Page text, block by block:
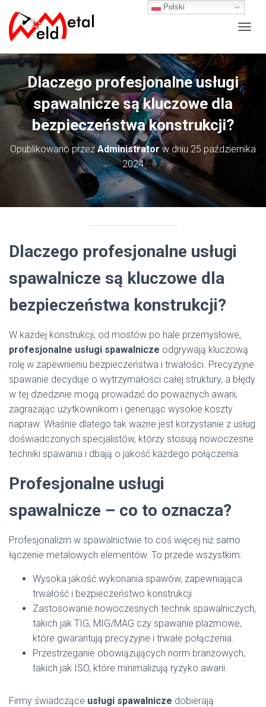
E
Ł
Ą
W
J
Dlaczego profesjonalne usługi
spawalnicze są kluczowe dla
bezpieczeństwa konstrukcji?
Opublikowano przezAdministrator w dniu 25 października
2024
Dlaczego profesjonalne usługi
spawalnicze są kluczowe dla
bezpieczeństwa konstrukcji?
W każdej konstrukcji, od mostów po hale przemysłowe,
profesjonalne usługi spawalnicze odgrywają kluczową
rolę w zapewnieniu bezpieczeństwa i trwałości. Precyzyjne
spawanie decyduje o wytrzymałości całej struktury, a błędy
w tej dziedzinie mogą prowadzić do poważnych awarii,
zagrażając użytkownikom i generując wysokie koszty
napraw. Właśnie dlatego tak ważne jest korzystanie z usług
doświadczonych specjalistów, którzy stosują nowoczesne
techniki spawania i dbają o jakość każdego połączenia.
Profesjonalne usługi
spawalnicze – co to oznacza?
Profesjonalizm w spawalnictwie to coś więcej niż samo
łączenie metalowych elementów. To przede wszystkim:
Wysoka jakość wykonania spawów, zapewniająca
trwałość i bezpieczeństwo konstrukcji.
Zastosowanie nowoczesnych technik spawalniczych,
takich jak TIG, MIG/MAG czy spawanie plazmowe,
które gwarantują precyzyjne i trwałe połączenia.
Przestrzeganie obowiązujących norm branżowych,
takich jak ISO, które minimalizują ryzyko awarii.
Firmy świadczące usługi spawalnicze dobierają
Polski